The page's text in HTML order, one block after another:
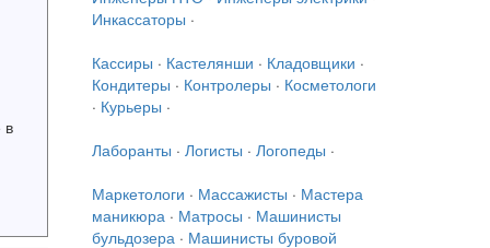
в
Инкассаторы ·
Кассиры · Кастелянши · Кладовщики ·
Кондитеры · Контролеры · Косметологи
· Курьеры ·
Лаборанты · Логисты · Логопеды ·
Маркетологи · Массажисты · Мастера
маникюра· Матросы · Машинисты
бульдозера· Машинисты буровой